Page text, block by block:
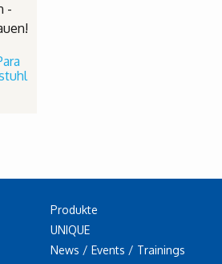
-
Produkte
UNIQUE
News / Events / Trainings